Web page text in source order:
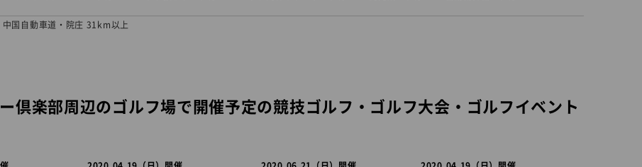
中国自動車道・院庄 31km以上
倶楽部周辺のゴルフ場で開催予定の競技ゴルフ・ゴルフ大会・ゴルフイベント